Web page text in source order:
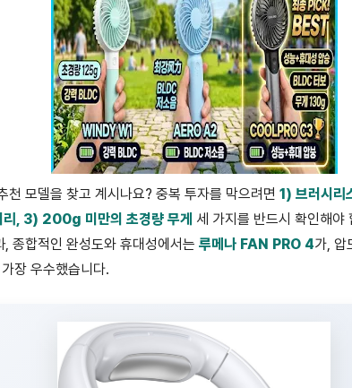
천 모델을 찾고 계시나요? 중복 투자를 막으려면 1) 브러시
, 3) 200g 미만의 초경량 무게 세 가지를 반드시 확인해야
종합적인 완성도와 휴대성에서는 루메나 FAN PRO 4가, 압
장 우수했습니다.